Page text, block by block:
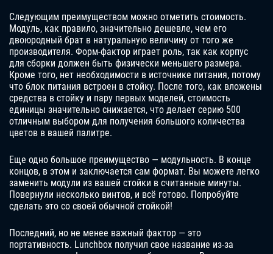
Следующим преимуществом можно отметить стоимость.
Модуль, как правило, значительно дешевле, чем его
двоюродный брат в натуральную величину от того же
производителя. Форм-фактор играет роль, так как корпус
для сборки должен быть физически меньшего размера.
Кроме того, нет необходимости в источнике питания, потому
что блок питания встроен в стойку. После того, как вложены
средства в стойку и пару первых моделей, стоимость
единицы значительно снижается, что делает серию 500
отличным выбором для получения большого количества
цветов в вашей палитре.
Еще одно большое преимущество — модульность. В конце
концов, в этом и заключается сам формат. Вы можете легко
заменить модули из вашей стойки в считанные минуты.
Повернули несколько винтов, и всё готово. Попробуйте
сделать это со своей обычной стойкой!
Последний, но не менее важный фактор — это
портативность. Lunchbox получил свое название из-за